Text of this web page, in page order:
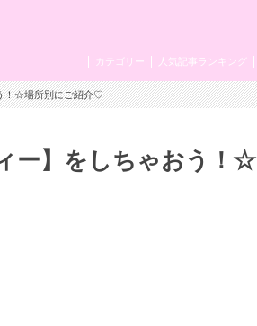
人気記事ランキング
カテゴリー
！☆場所別にご紹介♡
ー】をしちゃおう！☆